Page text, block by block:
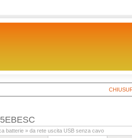
CHIUSURA
batterie » da rete uscita USB senza cavo